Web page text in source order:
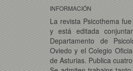
INFORMACIÓN
La revista Psicothema
y está editada
Departamento de
Oviedo y el Colegio
de Asturias. Publica